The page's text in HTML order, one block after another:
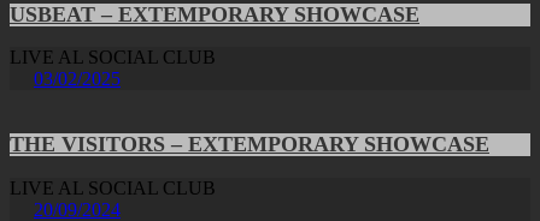
USBEAT – EXTEMPORARY SHOWCASE
LIVE AL SOCIAL CLUB
03/02/2025
THE VISITORS – EXTEMPORARY SHOWCASE
LIVE AL SOCIAL CLUB
20/09/2024